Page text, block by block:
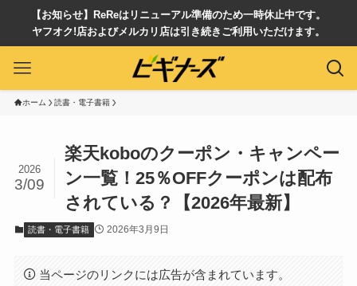
【お知らせ】ReReはリニューアル準備のため一時休止中です。
ヤフオク!店およびメルカリ店は引き続きご利用いただけます。
ホーム 読書・電子書籍
楽天koboのクーポン・キャンペー
ン一覧！25％OFFクーポンは配布
されている？【2026年最新】
2026
3/09
読書・電子書籍 2026年3月9日
当ページのリンクには広告が含まれています。